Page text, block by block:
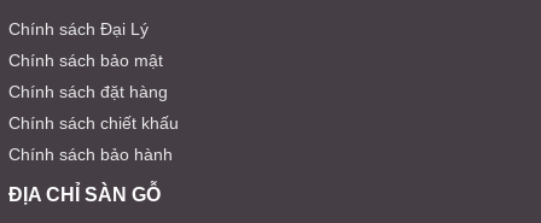
Chính sách Đại Lý
Chính sách bảo mật
Chính sách đặt hàng
Chính sách chiết khấu
Chính sách bảo hành
ĐỊA CHỈ SÀN GỖ